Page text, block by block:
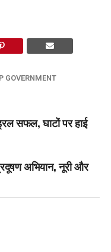
GOVERNMENT
सफल, घाटों पर हाई
अभियान, नूरी और